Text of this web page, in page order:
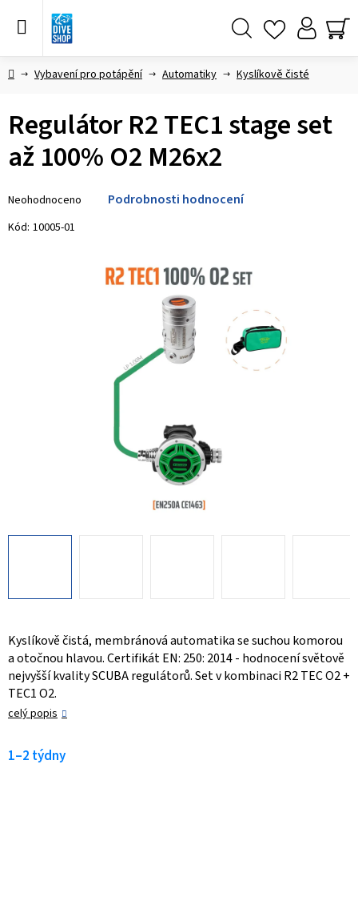
DomůVybavení pro potápění Automatiky Kyslíkově čisté
Kyslíkově čistá, membránová automatika se suchou komorou
a otočnou hlavou. Certifikát EN: 250: 2014 - hodnocení světově
nejvyšší kvality SCUBA regulátorů. Set v kombinaci R2 TEC O2 +
TEC1 O2.
celý popis
1–2 týdny
Regulátor R2 TEC1 stage set
až 100% O2 M26x2
hodnocení
produktu
Neohodnoceno Podrobnosti hodnocení
Kód: 10005-01